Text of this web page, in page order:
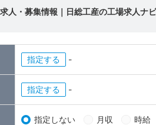
人・募集情報｜日総工産の工場求人ナ
指定 -
指定 -
指定しない 月収 時給